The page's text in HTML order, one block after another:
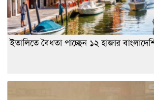
ইতালিতে বৈধতা পাচ্ছেন ১২ হাজার